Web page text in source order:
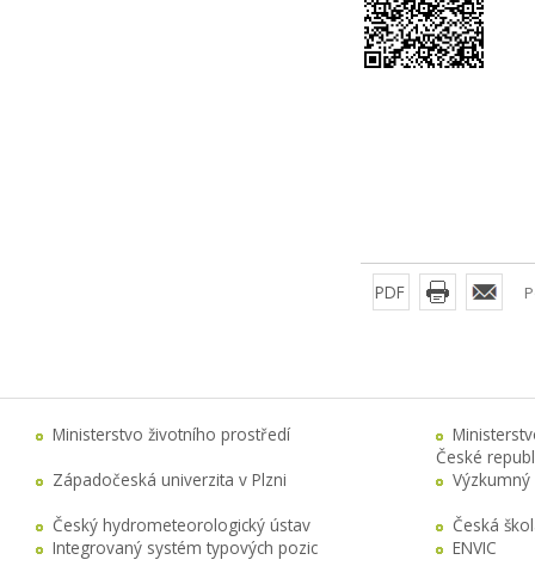
PDF
Ministerstvo životního prostředí
České
Západočeská univerzita v Plzni
Český hydrometeorologický ústav
Česká
Integrovaný systém typových pozic
ENVIC